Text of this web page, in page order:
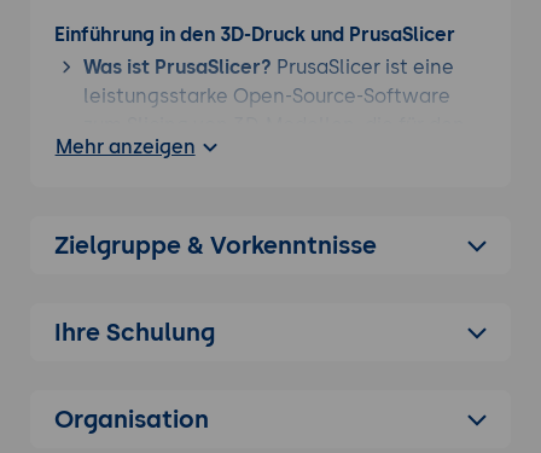
Einführung in den 3D-Druck und PrusaSlicer
Was ist PrusaSlicer? PrusaSlicer ist eine
leistungsstarke Open-Source-Software
3D-Druck mit FDM- und SLA-Druckern
Vielzahl von Anpassungsoptionen, um den
Überblick über die wichtigsten
und Bildung. Die Teilnehmer erfahren,
Mehr anzeigen
Zielgruppe & Vorkenntnisse
Ihre Schulung
Organisation